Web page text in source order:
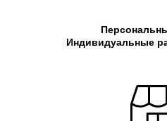
Индивидуальные